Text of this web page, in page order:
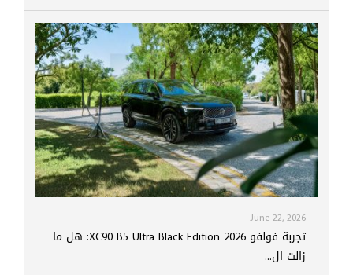
June 22, 2026
تجربة فولفو XC90 B5 Ultra Black Edition 2026: هل ما
زالت ال...